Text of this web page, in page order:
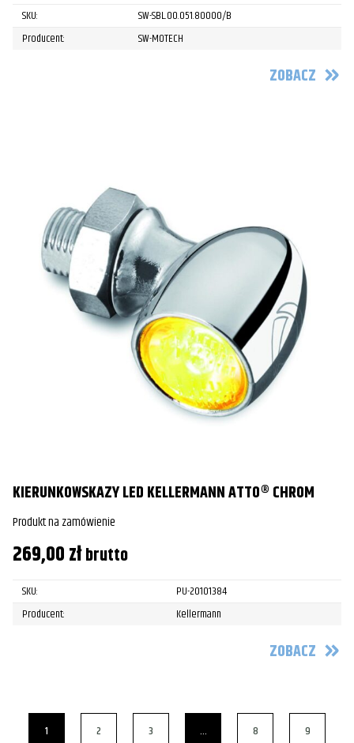
SKU:
SW-SBL.00.051.80000/B
Producent:
SW-MOTECH
ZOBACZ
KIERUNKOWSKAZY LED KELLERMANN ATTO® CHROM
Produkt na zamówienie
269,00złbrutto
SKU:
PU-20101384
Producent:
Kellermann
ZOBACZ
1 2 3 … 8 9